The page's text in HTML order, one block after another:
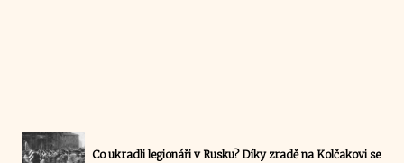
Co ukradli legionáři v Rusku? Díky zradě na Kolčakovi se